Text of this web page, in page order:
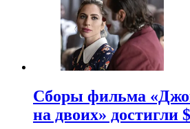
Сборы фильма
на двоих» достигли